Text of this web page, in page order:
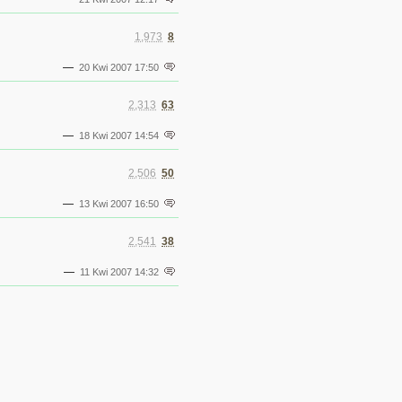
1,973 8
— 20 Kwi 2007 17:50
2,313 63
— 18 Kwi 2007 14:54
2,506 50
— 13 Kwi 2007 16:50
2,541 38
— 11 Kwi 2007 14:32